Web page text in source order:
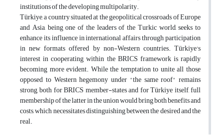
institutions of the developing multipolarity.
Türkiye, a country situated at the geopolitical crossroads of Europe
and Asia, being one of the leaders of the Turkic world, seeks to
enhance its influence in international affairs through participation
in new formats offered by non-Western countries. Türkiye's
interest in cooperating within the BRICS framework is rapidly
becoming more evident. While the temptation to unite all those
opposed to Western hegemony under "the same roof" remains
strong, both for BRICS member-states and for Türkiye itself, full
membership of the latter in the union would bring both benefits and
costs, which necessitates distinguishing between the desired and the
real.